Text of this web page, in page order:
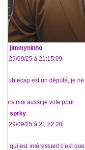
jimmyninho
Le 29/09/25 à 21:15:09
Doublecap est un député, je
Alors moi aussi je vote pour
sprky
Le 29/09/25 à 21:22:20
Ce qui est intéressant c’est